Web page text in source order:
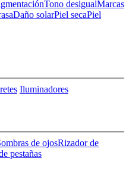
Tono desigualMarcas
Daño solarPiel secaPiel
Iluminadores
de ojosRizador de
pestañas